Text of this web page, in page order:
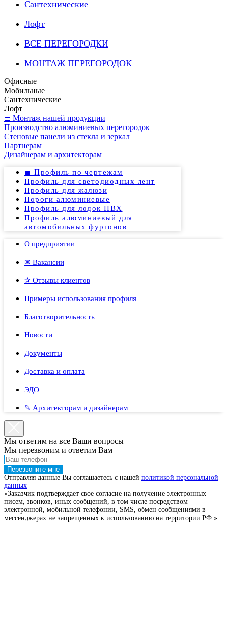
Сантехнические
Лофт
ВСЕ ПЕРЕГОРОДКИ
МОНТАЖ ПЕРЕГОРОДОК
Офисные
Мобильные
Сантехнические
Лофт
≣ Монтаж нашей продукции
Производство алюминиевых перегородок
Стеновые панели из стекла и зеркал
Партнерам
Дизайнерам и архитекторам
≣ Профиль по чертежам
Профиль для светодиодных лент
Профиль для жалюзи
Пороги алюминиевые
Профиль для лодок ПВХ
Профиль алюминиевый для
автомобильных фургонов
О предприятии
✉ Вакансии
✰ Отзывы клиентов
Примеры использования профиля
Благотворительность
Новости
Документы
Доставка и оплата
ЭДО
✎ Архитекторам и дизайнерам
Мы ответим на все Ваши вопросы
Мы перезвоним и ответим Вам
Перезвоните мне
Отправляя данные Вы соглашаетесь с нашей политикой персональной
данных
«Заказчик подтверждает свое согласие на получение электронных
писем, звонков, иных сообщений, в том числе посредством
электронной, мобильной телефонии, SMS, обмен сообщениями в
мессенджерах не запрещенных к использованию на территории РФ.»